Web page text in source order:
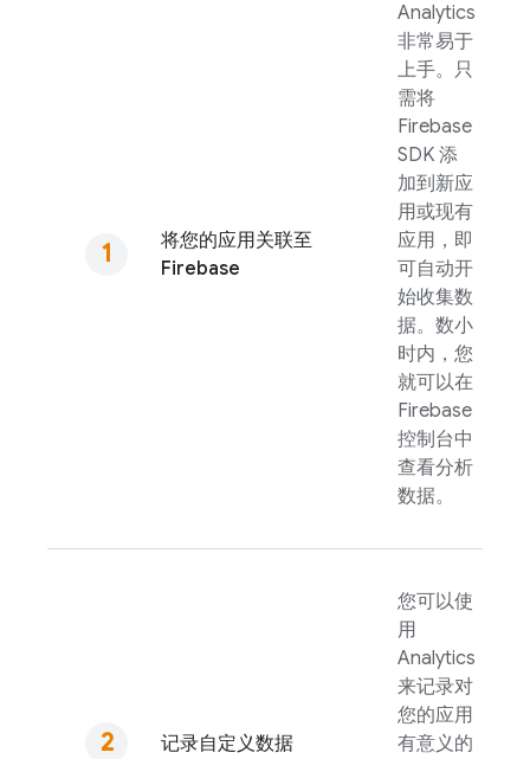
将您的应用关联至
Firebase
Analytics
非常易于
上手。只
需将
Firebase
SDK 添
加到新应
用或现有
应用，即
可自动开
始收集数
据。数小
时内，您
就可以在
Firebase
控制台中
查看分析
数据。
记录自定义数据
您可以使
用
Analytics
来记录对
您的应用
有意义的